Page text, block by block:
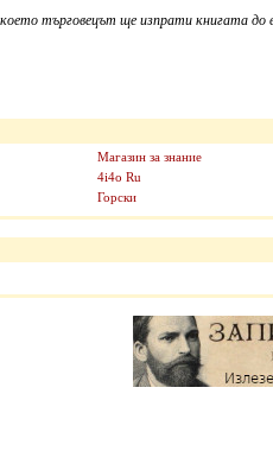
търговецът ще изпрати книгата до
Магазин за знание
4i4o Ru
Горски